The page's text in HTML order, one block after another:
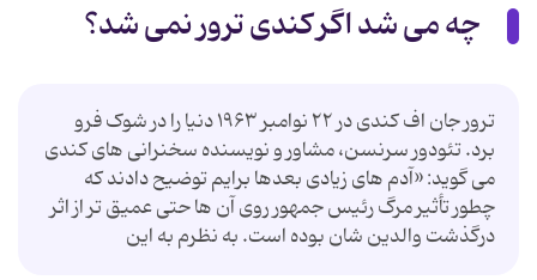
چه می شد اگر کندی ترور نمی شد؟
ترور جان اف کندی در ۲۲ نوامبر ۱۹۶۳ دنیا را در شوک فرو
برد. تئودور سرنسن، مشاور و نویسنده سخنرانی های کندی
می گوید: «آدم های زیادی بعدها برایم توضیح دادند که
چطور تأثیر مرگ رئیس جمهور روی آن ها حتی عمیق تر از اثر
درگذشت والدین شان بوده است. به نظرم به این